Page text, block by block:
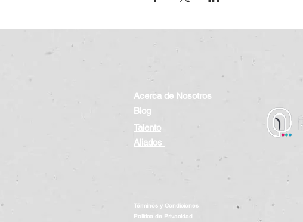
Acerca de Nosotros
Blog
Talento
Aliados
Términos y Condiciones
Política de Privacidad